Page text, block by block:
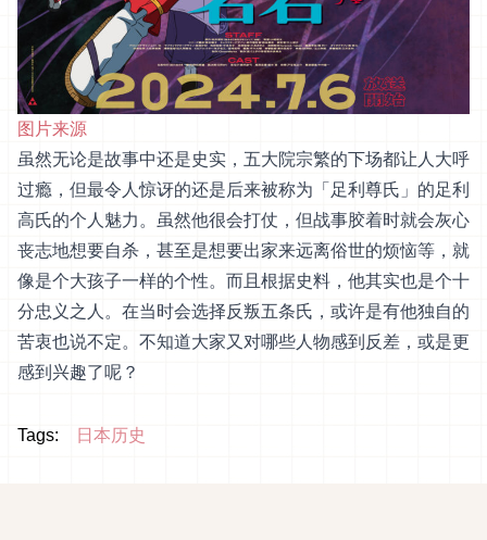
图片来源
虽然无论是故事中还是史实，五大院宗繁的下场都让人大呼
过瘾，但最令人惊讶的还是后来被称为「足利尊氏」的足利
高氏的个人魅力。虽然他很会打仗，但战事胶着时就会灰心
丧志地想要自杀，甚至是想要出家来远离俗世的烦恼等，就
像是个大孩子一样的个性。而且根据史料，他其实也是个十
分忠义之人。在当时会选择反叛五条氏，或许是有他独自的
苦衷也说不定。不知道大家又对哪些人物感到反差，或是更
感到兴趣了呢？
Tags: 日本历史